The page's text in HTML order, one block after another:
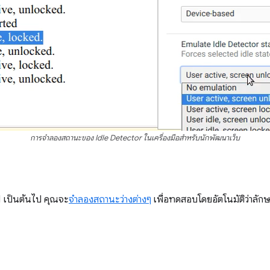
การจำลองสถานะของ Idle Detector ในเครื่องมือสำหรับนักพัฒนาเว็บ
เป็นต้นไป คุณจะจำลองสถานะว่างต่างๆ เพื่อทดสอบโดยอัตโนมัติว่าลัก